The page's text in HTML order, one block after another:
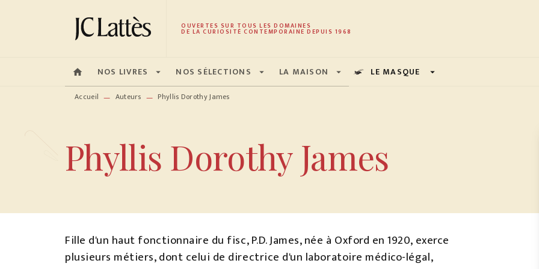
MENU RECHERCHE CONTENU PIED DE PAGE
OUVERTES SUR TOUS LES DOMAINES
DE LA CURIOSITÉ CONTEMPORAINE DEPUIS 1968
home NOS LIVRES arrow_drop_down NOS SÉLECTIONS arrow_drop_down LA MAISON arrow_drop_down LE MASQUE arrow_drop_down
Accueil — Auteurs — Phyllis Dorothy James
Phyllis Dorothy James
Fille d'un haut fonctionnaire du fisc, P.D. James, née à Oxford en 1920, exerce
plusieurs métiers, dont celui de directrice d'un laboratoire médico-légal,